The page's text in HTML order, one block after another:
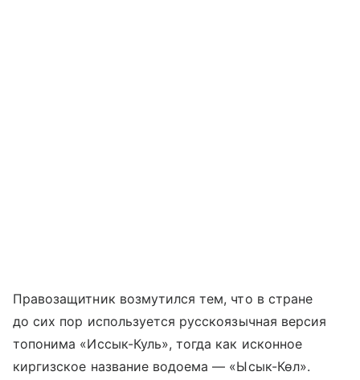
Правозащитник возмутился тем, что в стране
до сих пор используется русскоязычная версия
топонима «Иссык-Куль», тогда как исконное
киргизское название водоема — «Ысык-Көл».